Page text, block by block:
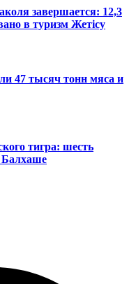
завершается: 12,3
в туризм Жетісу
47 тысяч тонн мяса и
тигра: шесть
Балхаше